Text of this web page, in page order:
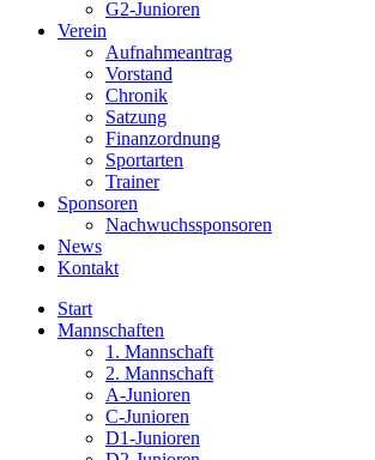
G2-Junioren
Verein
Aufnahmeantrag
Vorstand
Chronik
Satzung
Finanzordnung
Sportarten
Trainer
Sponsoren
Nachwuchssponsoren
News
Kontakt
Start
Mannschaften
1. Mannschaft
2. Mannschaft
A-Junioren
C-Junioren
D1-Junioren